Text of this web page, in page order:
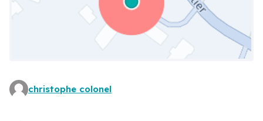
christophe colonel